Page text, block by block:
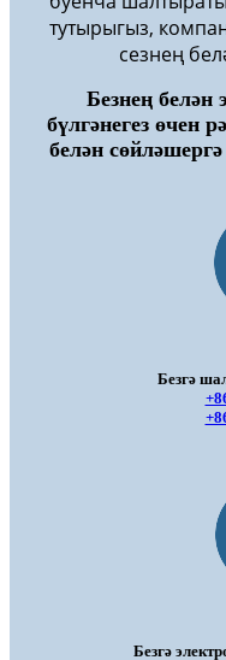
тутырыгыз,
сезнең
Безнең белән
бүлгәнегез өчен
белән сөйләшергә
Безгә
Безгә